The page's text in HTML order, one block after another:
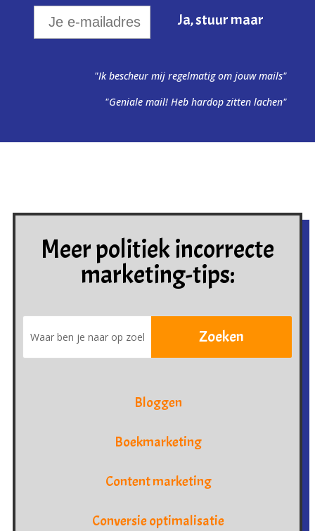
"Ik bescheur mij regelmatig om jouw mails"
"Geniale mail! Heb hardop zitten lachen"
Meer politiek incorrecte
marketing-tips:
Bloggen
Boekmarketing
Content marketing
Conversie optimalisatie